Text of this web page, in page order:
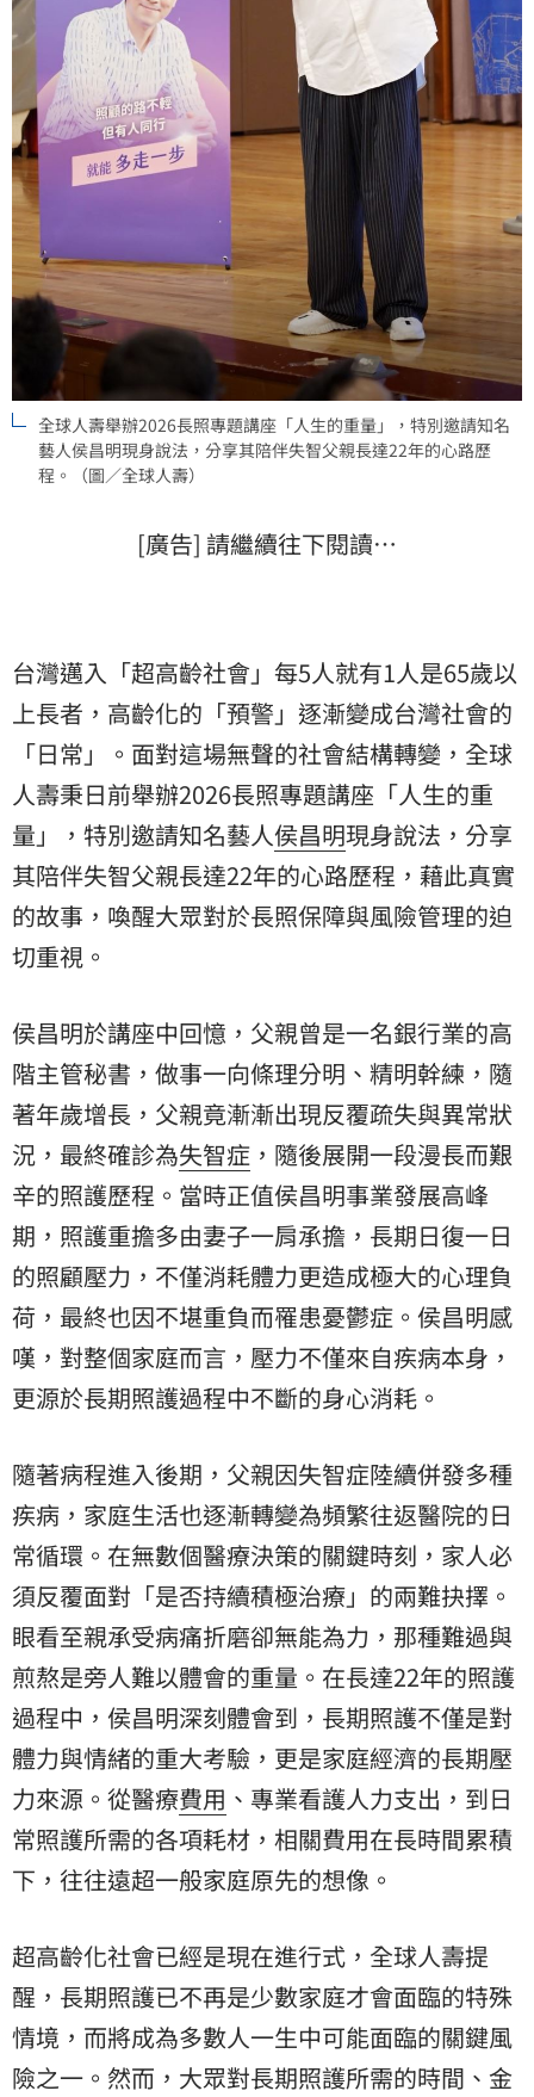
全球人壽舉辦2026長照專題講座「人生的重量」，特別邀請知名
藝人侯昌明現身說法，分享其陪伴失智父親長達22年的心路歷
程。（圖／全球人壽）
[廣告] 請繼續往下閱讀…
台灣邁入「超高齡社會」每5人就有1人是65歲以
上長者，高齡化的「預警」逐漸變成台灣社會的
「日常」。面對這場無聲的社會結構轉變，全球
人壽秉日前舉辦2026長照專題講座「人生的重
量」，特別邀請知名藝人侯昌明現身說法，分享
其陪伴失智父親長達22年的心路歷程，藉此真實
的故事，喚醒大眾對於長照保障與風險管理的迫
切重視。
侯昌明於講座中回憶，父親曾是一名銀行業的高
階主管秘書，做事一向條理分明、精明幹練，隨
著年歲增長，父親竟漸漸出現反覆疏失與異常狀
況，最終確診為失智症 ，隨後展開一段漫長而艱
辛的照護歷程。當時正值侯昌明事業發展高峰
期，照護重擔多由妻子一肩承擔，長期日復一日
的照顧壓力，不僅消耗體力更造成極大的心理負
荷，最終也因不堪重負而罹患憂鬱症。侯昌明感
嘆，對整個家庭而言，壓力不僅來自疾病本身，
更源於長期照護過程中不斷的身心消耗。
隨著病程進入後期，父親因失智症陸續併發多種
疾病，家庭生活也逐漸轉變為頻繁往返醫院的日
常循環。在無數個醫療決策的關鍵時刻，家人必
須反覆面對「是否持續積極治療」的兩難抉擇。
眼看至親承受病痛折磨卻無能為力，那種難過與
煎熬是旁人難以體會的重量。在長達22年的照護
過程中，侯昌明深刻體會到，長期照護不僅是對
體力與情緒的重大考驗，更是家庭經濟的長期壓
力來源。從醫療費用 、專業看護人力支出，到日
常照護所需的各項耗材，相關費用在長時間累積
下，往往遠超一般家庭原先的想像。
超高齡化社會已經是現在進行式，全球人壽提
醒，長期照護已不再是少數家庭才會面臨的特殊
情境，而將成為多數人一生中可能面臨的關鍵風
險之一。然而，大眾對長期照護所需的時間、金